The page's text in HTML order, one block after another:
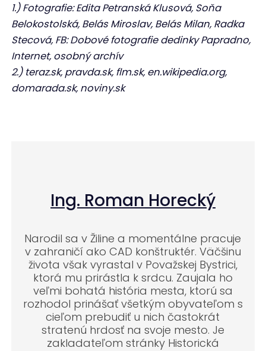
1.) Fotografie: Edita Petranská Klusová, Soňa
Belokostolská, Belás Miroslav, Belás Milan, Radka
Stecová, FB: Dobové fotografie dedinky Papradno,
Internet, osobný archív
2.) teraz.sk, pravda.sk, flm.sk, en.wikipedia.org,
domarada.sk, noviny.sk
Ing. Roman Horecký
Narodil sa v Žiline a momentálne pracuje
v zahraničí ako CAD konštruktér. Väčšinu
života však vyrastal v Považskej Bystrici,
ktorá mu prirástla k srdcu. Zaujala ho
veľmi bohatá história mesta, ktorú sa
rozhodol prinášať všetkým obyvateľom s
cieľom prebudiť u nich častokrát
stratenú hrdosť na svoje mesto. Je
zakladateľom stránky Historická